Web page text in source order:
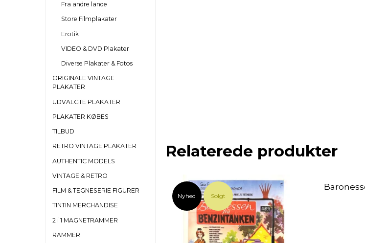
Fra andre lande
Store Filmplakater
Erotik
VIDEO & DVD Plakater
Diverse Plakater & Fotos
ORIGINALE VINTAGE
PLAKATER
UDVALGTE PLAKATER
PLAKATER KØBES
TILBUD
RETRO VINTAGE PLAKATER
AUTHENTIC MODELS
VINTAGE & RETRO
FILM & TEGNESERIE FIGURER
TINTIN MERCHANDISE
2 i 1 MAGNETRAMMER
RAMMER
Relaterede produkter
Nyhed Solgt